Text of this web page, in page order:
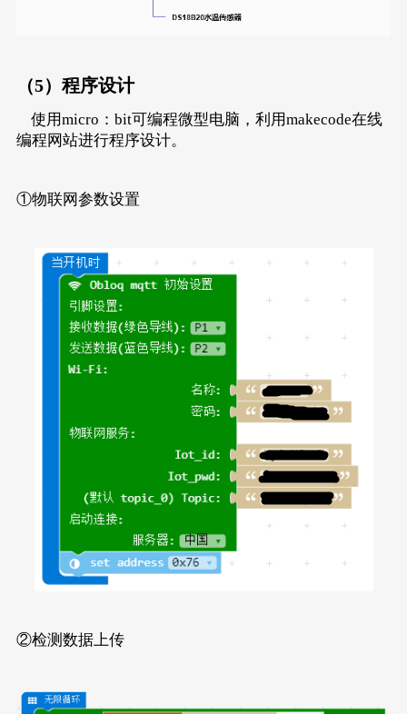
（5）程序设计
使用micro：bit可编程微型电脑，利用makecode在线
编程网站进行程序设计。
①物联网参数设置
②检测数据上传